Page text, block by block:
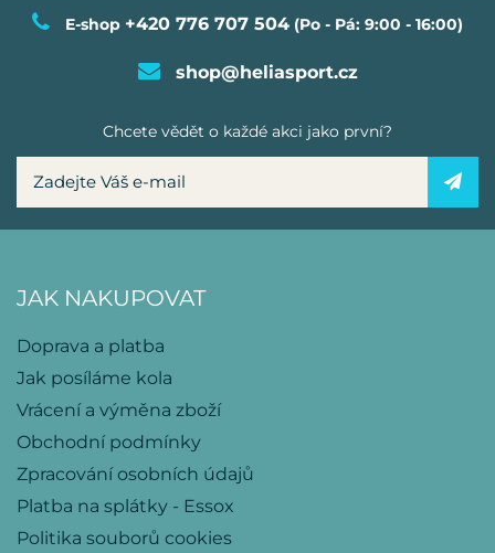
E-shop +420 776 707 504 (Po - Pá: 9:00 - 16:00)
shop@heliasport.cz
Chcete vědět o každé akci jako první?
JAK NAKUPOVAT
Doprava a platba
Jak posíláme kola
Vrácení a výměna zboží
Obchodní podmínky
Zpracování osobních údajů
Platba na splátky - Essox
Politika souborů cookies